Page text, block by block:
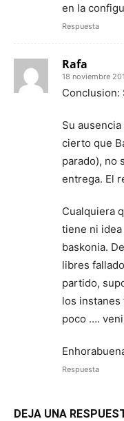
en la
Respuesta
Rafa
18 noviembre
Conclusion:
Su
cierto que
parado), no
entrega. El
Cualquiera
tiene ni
baskonia.
libres
partido,
los instanes
poco ….
Respuesta
DEJA UNA